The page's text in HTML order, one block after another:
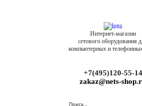
Интернет-магазин
сетового оборудования
компьютерных и
+7(495)120-55-14
zakaz@nets-